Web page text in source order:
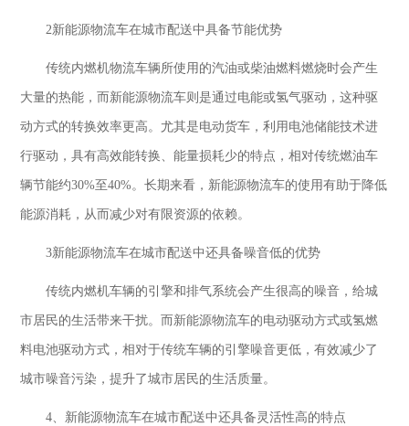
2新能源物流车在城市配送中具备节能优势
传统内燃机物流车辆所使用的汽油或柴油燃料燃烧时会产生
大量的热能，而新能源物流车则是通过电能或氢气驱动，这种驱
动方式的转换效率更高。尤其是电动货车，利用电池储能技术进
行驱动，具有高效能转换、能量损耗少的特点，相对传统燃油车
辆节能约30%至40%。长期来看，新能源物流车的使用有助于降低
能源消耗，从而减少对有限资源的依赖。
3新能源物流车在城市配送中还具备噪音低的优势
传统内燃机车辆的引擎和排气系统会产生很高的噪音，给城
市居民的生活带来干扰。而新能源物流车的电动驱动方式或氢燃
料电池驱动方式，相对于传统车辆的引擎噪音更低，有效减少了
城市噪音污染，提升了城市居民的生活质量。
4、新能源物流车在城市配送中还具备灵活性高的特点